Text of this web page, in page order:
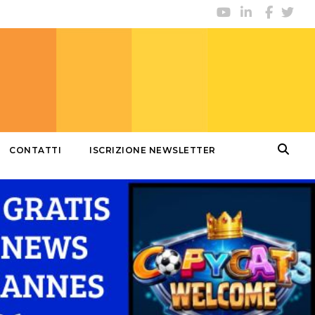
CONTATTI ISCRIZIONE NEWSLETTER